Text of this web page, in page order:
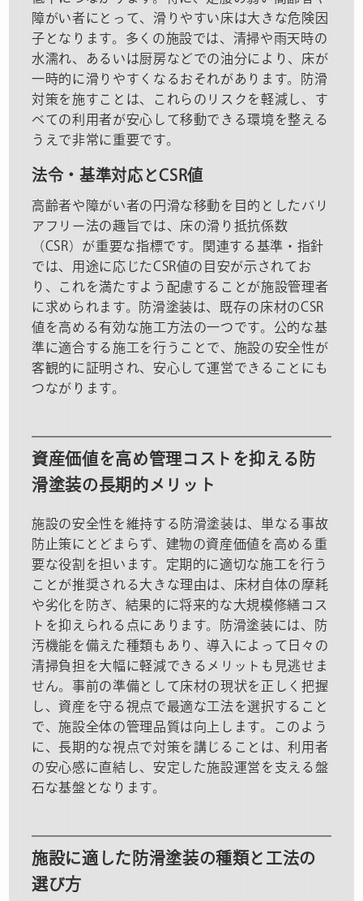
障がい者にとって、滑りやすい床は大きな危険因
子となります。多くの施設では、清掃や雨天時の
水濡れ、あるいは厨房などでの油分により、床が
一時的に滑りやすくなるおそれがあります。防滑
対策を施すことは、これらのリスクを軽減し、す
べての利用者が安心して移動できる環境を整える
うえで非常に重要です。
法令・基準対応とCSR値
高齢者や障がい者の円滑な移動を目的としたバリ
アフリー法の趣旨では、床の滑り抵抗係数
（CSR）が重要な指標です。関連する基準・指針
では、用途に応じたCSR値の目安が示されてお
り、これを満たすよう配慮することが施設管理者
に求められます。防滑塗装は、既存の床材のCSR
値を高める有効な施工方法の一つです。公的な基
準に適合する施工を行うことで、施設の安全性が
客観的に証明され、安心して運営できることにも
つながります。
資産価値を高め管理コストを抑える防
滑塗装の長期的メリット
施設の安全性を維持する防滑塗装は、単なる事故
防止策にとどまらず、建物の資産価値を高める重
要な役割を担います。定期的に適切な施工を行う
ことが推奨される大きな理由は、床材自体の摩耗
や劣化を防ぎ、結果的に将来的な大規模修繕コス
トを抑えられる点にあります。防滑塗装には、防
汚機能を備えた種類もあり、導入によって日々の
清掃負担を大幅に軽減できるメリットも見逃せま
せん。事前の準備として床材の現状を正しく把握
し、資産を守る視点で最適な工法を選択すること
で、施設全体の管理品質は向上します。このよう
に、長期的な視点で対策を講じることは、利用者
の安心感に直結し、安定した施設運営を支える盤
石な基盤となります。
施設に適した防滑塗装の種類と工法の
選び方